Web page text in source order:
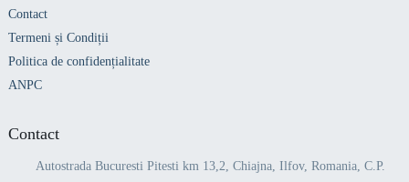
Contact
Termeni și Condiții
Politica de confidențialitate
ANPC
Contact
Autostrada Bucuresti Pitesti km 13,2, Chiajna, Ilfov, Romania, C.P.